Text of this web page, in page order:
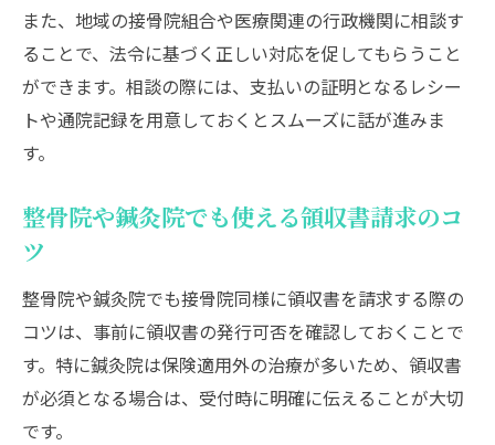
また、地域の接骨院組合や医療関連の行政機関に相談す
ることで、法令に基づく正しい対応を促してもらうこと
ができます。相談の際には、支払いの証明となるレシー
トや通院記録を用意しておくとスムーズに話が進みま
す。
整骨院や鍼灸院でも使える領収書請求のコ
ツ
整骨院や鍼灸院でも接骨院同様に領収書を請求する際の
コツは、事前に領収書の発行可否を確認しておくことで
す。特に鍼灸院は保険適用外の治療が多いため、領収書
が必須となる場合は、受付時に明確に伝えることが大切
です。